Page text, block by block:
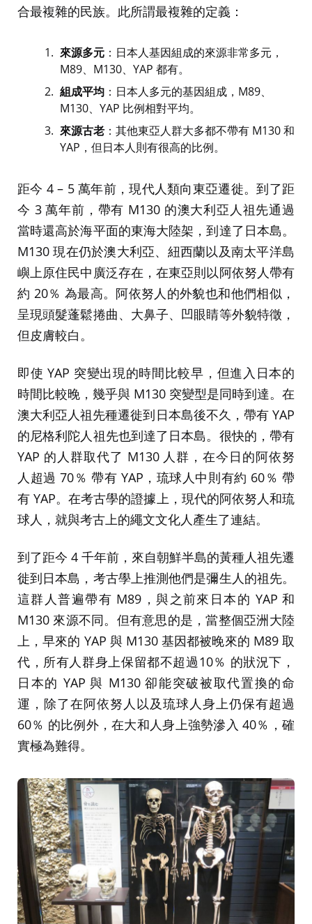
合最複雜的民族。此所謂最複雜的定義：
來源多元 ：日本人基因組成的來源非常多元，
M89、M130、YAP 都有。
組成平均 ：日本人多元的基因組成，M89、
M130、YAP 比例相對平均。
來源古老 ：其他東亞人群大多都不帶有 M130 和
YAP，但日本人則有很高的比例。
距今 4 – 5 萬年前，現代人類向東亞遷徙。到了距
今 3 萬年前，帶有 M130 的澳大利亞人祖先通過
當時還高於海平面的東海大陸架，到達了日本島。
M130 現在仍於澳大利亞、紐西蘭以及南太平洋島
嶼上原住民中廣泛存在，在東亞則以阿依努人帶有
約 20％ 為最高。阿依努人的外貌也和他們相似，
呈現頭髮蓬鬆捲曲、大鼻子、凹眼睛等外貌特徵，
但皮膚較白。
即使 YAP 突變出現的時間比較早，但進入日本的
時間比較晚，幾乎與 M130 突變型是同時到達。在
澳大利亞人祖先種遷徙到日本島後不久，帶有 YAP
的尼格利陀人祖先也到達了日本島。很快的，帶有
YAP 的人群取代了 M130 人群，在今日的阿依努
人超過 70％ 帶有 YAP，琉球人中則有約 60％ 帶
有 YAP。在考古學的證據上，現代的阿依努人和琉
球人，就與考古上的繩文文化人產生了連結。
到了距今 4 千年前，來自朝鮮半島的黃種人祖先遷
徙到日本島，考古學上推測他們是彌生人的祖先。
這群人普遍帶有 M89，與之前來日本的 YAP 和
M130 來源不同。但有意思的是，當整個亞洲大陸
上，早來的 YAP 與 M130 基因都被晚來的 M89 取
代，所有人群身上保留都不超過10％ 的狀況下，
日本的 YAP 與 M130 卻能突破被取代置換的命
運，除了在阿依努人以及琉球人身上仍保有超過
60％ 的比例外，在大和人身上強勢滲入 40％，確
實極為難得。